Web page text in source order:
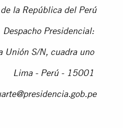
la República del Perú
Despacho Presidencial:
Unión S/N, cuadra uno
Lima - Perú - 15001